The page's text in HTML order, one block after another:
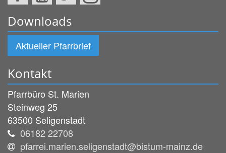
Downloads
Aktueller Pfarrbrief
Kontakt
Pfarrbüro St. Marien
Steinweg 25
63500 Seligenstadt
06182 22708
pfarrei.marien.seligenstadt@bistum-mainz.de